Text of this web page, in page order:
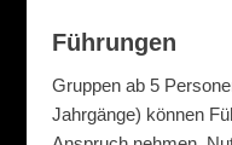
Führungen
Gruppen ab 5
Jahrgänge) können